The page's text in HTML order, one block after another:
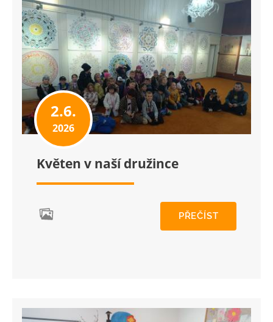
2.6.
2026
Květen v naší družince
PŘEČÍST